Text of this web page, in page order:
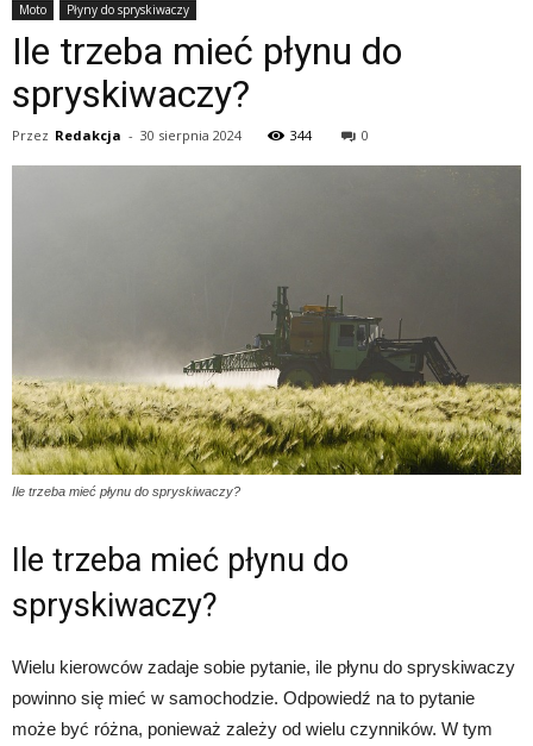
Moto Płyny do spryskiwaczy
Ile trzeba mieć płynu do
spryskiwaczy?
Przez Redakcja - 30 sierpnia 2024 344 0
Ile trzeba mieć płynu do spryskiwaczy?
Ile trzeba mieć płynu do
spryskiwaczy?
Wielu kierowców zadaje sobie pytanie, ile płynu do spryskiwaczy
powinno się mieć w samochodzie. Odpowiedź na to pytanie
może być różna, ponieważ zależy od wielu czynników. W tym